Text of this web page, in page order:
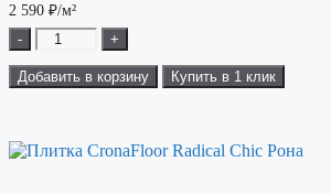
2 590 ₽/м²
-
+
Добавить в корзину Купить в 1 клик